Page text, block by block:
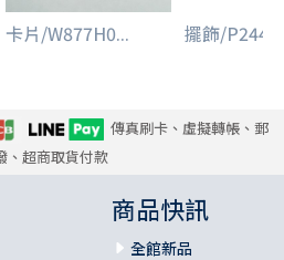
卡片/W877H0... 擺飾/P244/
傳真刷卡、虛擬轉帳、郵
、超商取貨付款
商品快訊
全館新品